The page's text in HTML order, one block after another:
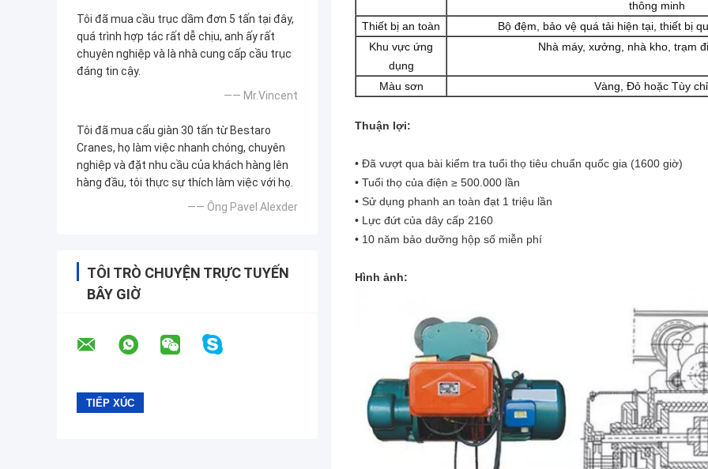
Tôi đã mua cầu trục dầm đơn 5 tấn tại đây,
quá trình hợp tác rất dễ chịu, anh ấy rất
chuyên nghiệp và là nhà cung cấp cầu trục
đáng tin cậy.
—— Mr.Vincent
Tôi đã mua cẩu giàn 30 tấn từ Bestaro
Cranes, họ làm việc nhanh chóng, chuyên
nghiệp và đặt nhu cầu của khách hàng lên
hàng đầu, tôi thực sự thích làm việc với họ.
—— Ông Pavel Alexder
TÔI TRÒ CHUYỆN TRỰC TUYẾN
BÂY GIỜ
thông minh
Thiết bị an toàn
Bộ đệm, bảo vệ quá tải hiện tại, thiết bị
Khu vực ứng
dụng
Nhà máy, xưởng, nhà kho, trạm
Màu sơn Vàng, Đỏ hoặc Tùy
Thuận lợi:
• Đã vượt qua bài kiểm tra tuổi thọ tiêu chuẩn quốc gia (1600 giờ)
• Tuổi thọ của điện ≥ 500.000 lần
• Sử dụng phanh an toàn đạt 1 triệu lần
• Lực đứt của dây cấp 2160
• 10 năm bảo dưỡng hộp số miễn phí
Hình ảnh: